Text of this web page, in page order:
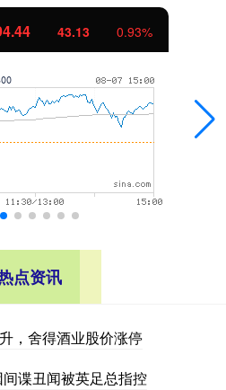
43.13 0.93%
点资讯
，舍得酒业股价涨停
谍丑闻被英足总指控